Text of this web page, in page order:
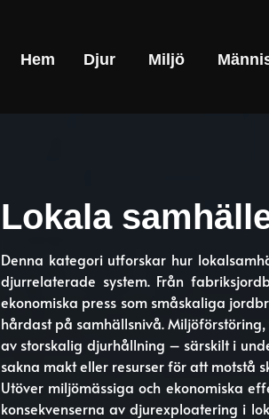
Hem Djur Miljö
Lokala
Denna kategori utforskar hur
djurrelaterade system. Från
ekonomiska press som småskaliga
hårdast på samhällsnivå.
av storskalig djurhållning – särskilt i
sakna makt eller resurser för att motstå
Utöver miljömässiga och ekonomiska
konsekvenserna av djurexploatering i